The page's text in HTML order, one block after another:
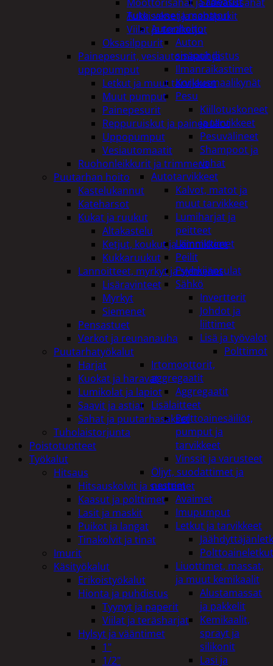
Auto, vene ja moottori
Autonhoito
Auton
sisäpuhdistus
Ilmanraikastimet
Korjausmaalikynät
Pesu
Kiillotuskoneet
ja tarvikkeet
Pesuvälineet
Shampoot ja
vahat
Autotarvikkeet
Kalvot, matot ja
muut tarvikkeet
Lumiharjat ja
peitteet
Lämmittimet
Peilit
Pyyhkijänsulat
Sähkö
Invertterit
Johdot ja
liittimet
Lisä ja työvalot
Polttimot
Irtomoottorit,
aggregaatit
Aggregaatit
Lisälaitteet
Polttoainesäiliöt,
pumput ja
tarvikkeet
Vinssit ja varusteet
Öljyt, suodattimet ja
nesteet
Avaimet
Imupumput
Letkut ja tarvikkeet
Polttoaineletkut
Liuottimet, massat,
ja muut kemikaalit
Alustamassat
ja pakkelit
Kemikaalit,
sprayt ja
silikonit
Lasi ja
Tukkisakset ja sahapukit
Viilat ja teräketjut
Oksasilppurit
Painepesurit, vesiautomaatit ja
uppopumput
Letkut ja muut tarvikkeet
Muut pumput
Painepesurit
Reppuruiskut ja painepullot
Uppopumput
Vesiautomaatit
Ruohonleikkurit ja trimmerit
Puutarhan hoito
Kastelukannut
Kateharsot
Kukat ja ruukut
Altakastelu
Ketjut, koukut ja kiinnikkeet
Kukkaruukut
Lannoitteet, myrkyt ja siemenet
Lisäravinteet
Myrkyt
Siemenet
Pensastuet
Verkot ja reunanauha
Puutarhatyökalut
Harjat
Kuokat ja haravat
Lumikolat ja lapiot
Saavit ja astiat
Sahat ja puutarhasakset
Tuholaistorjunta
Poistotuotteet
Työkalut
Hitsaus
Hitsauskolvit ja suuttimet
Kaasut ja polttimet
Lasit ja maskit
Puikot ja langat
Tinakolvit ja tinat
Imurit
Käsityökalut
Erikoistyökalut
Hionta ja puhdistus
Tyynyt ja paperit
Viilat ja teräsharjat
Hylsyt ja vääntimet
1"
1/2"